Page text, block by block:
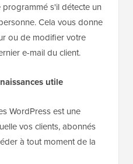
s'il détecte un
Cela vous donne
ou de modifier votre
e-mail du client.
utile
WordPress est une
vos clients, abonnés
à tout moment de la